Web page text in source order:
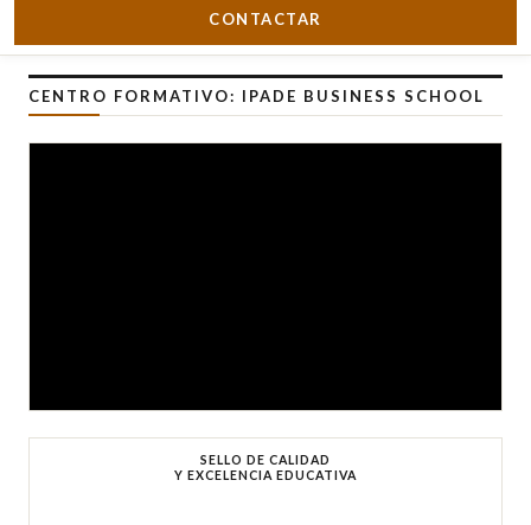
CONTACTAR
CENTRO FORMATIVO: IPADE BUSINESS SCHOOL
SELLO DE CALIDAD
Y EXCELENCIA EDUCATIVA